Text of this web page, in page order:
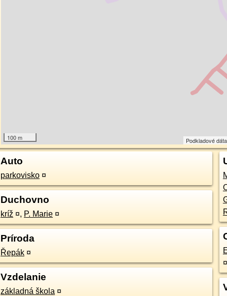
100 m Podkladové
Auto
parkovisko ¤
Duchovno
kríž ¤, P. Marie ¤
Príroda
Řepák ¤
Vzdelanie
základná škola ¤
¤